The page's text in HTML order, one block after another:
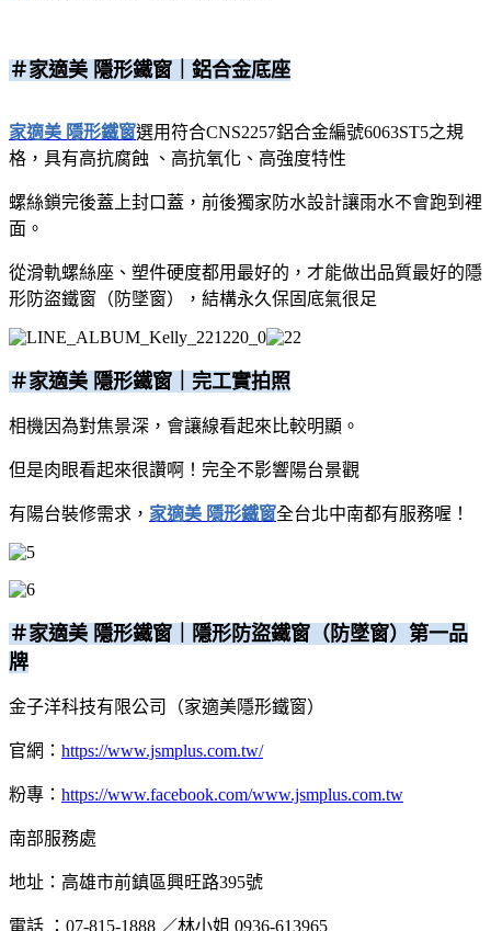
＃家適美 隱形鐵窗｜鋁合金底座
家適美 隱形鐵窗選用符合CNS2257鋁合金編號6063ST5之規
格，具有高抗腐蝕 、高抗氧化、高強度特性
螺絲鎖完後蓋上封口蓋，前後獨家防水設計讓雨水不會跑到裡
面。
從滑軌螺絲座、塑件硬度都用最好的，才能做出品質最好的隱
形防盜鐵窗（防墜窗），結構永久保固底氣很足
＃家適美 隱形鐵窗｜完工實拍照
相機因為對焦景深，會讓線看起來比較明顯。
但是肉眼看起來很讚啊！完全不影響陽台景觀
有陽台裝修需求， 家適美 隱形鐵窗全台北中南都有服務喔！
＃家適美 隱形鐵窗｜隱形防盜鐵窗（防墜窗）第一品
牌
金子洋科技有限公司（家適美隱形鐵窗）
官網： https://www.jsmplus.com.tw/
粉專： https://www.facebook.com/www.jsmplus.com.tw
南部服務處
地址：高雄市前鎮區興旺路395號
電話 ：07-815-1888 ／林小姐 0936-613965